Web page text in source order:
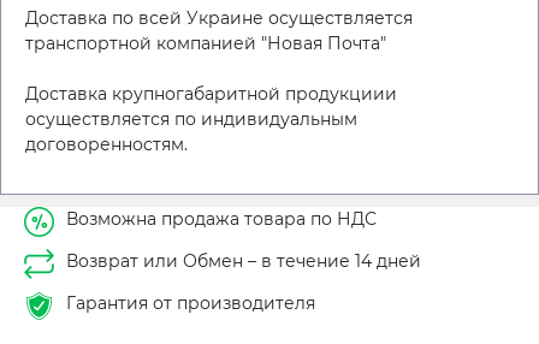
Доставка по всей Украине осуществляется
транспортной компанией "Новая Почта"
Доставка крупногабаритной продукциии
осуществляется по индивидуальным
договоренностям.
Возможна продажа товара по НДС
Возврат или Обмен – в течение 14 дней
Гарантия от производителя